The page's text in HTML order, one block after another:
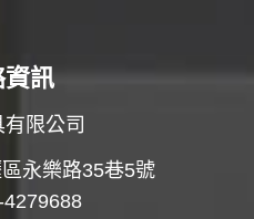
訊
限公司
永樂路35巷5號